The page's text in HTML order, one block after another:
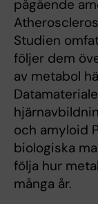
pågående
Studien
följer dem
av metabol
och amyloid
biologiska
följa hur
många år.